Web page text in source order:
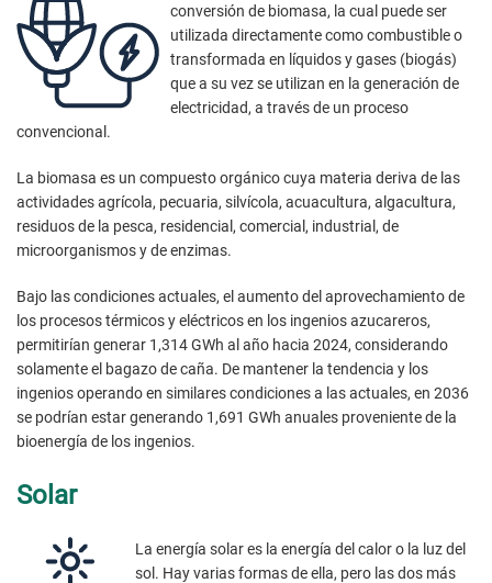
conversión de biomasa, la cual puede ser
utilizada directamente como combustible o
transformada en líquidos y gases (biogás)
que a su vez se utilizan en la generación de
electricidad, a través de un proceso
convencional.
La biomasa es un compuesto orgánico cuya materia deriva de las
actividades agrícola, pecuaria, silvícola, acuacultura, algacultura,
residuos de la pesca, residencial, comercial, industrial, de
microorganismos y de enzimas.
Bajo las condiciones actuales, el aumento del aprovechamiento de
los procesos térmicos y eléctricos en los ingenios azucareros,
permitirían generar 1,314 GWh al año hacia 2024, considerando
solamente el bagazo de caña. De mantener la tendencia y los
ingenios operando en similares condiciones a las actuales, en 2036
se podrían estar generando 1,691 GWh anuales proveniente de la
bioenergía de los ingenios.
Solar
La energía solar es la energía del calor o la luz del
sol. Hay varias formas de ella, pero las dos más